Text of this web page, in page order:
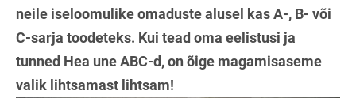
neile iseloomulike omaduste alusel kas A-, B- või
C-sarja toodeteks. Kui tead oma eelistusi ja
tunned Hea une ABC-d, on õige magamisaseme
valik lihtsamast lihtsam!